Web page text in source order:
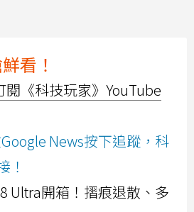
看！
閱《科技玩家》YouTube
News按下追蹤，科
！
Ultra開箱！摺痕退散、多